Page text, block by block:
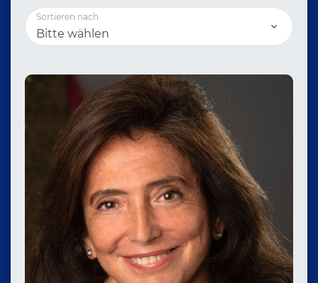
Sortieren nach
Bitte wählen